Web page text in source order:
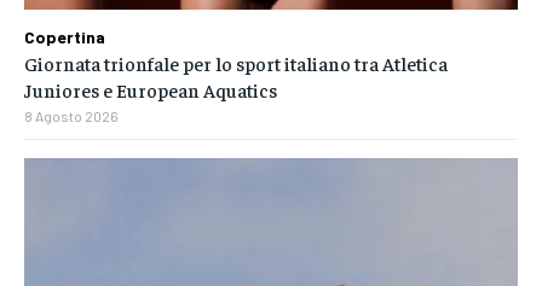
Copertina
Giornata trionfale per lo sport italiano tra Atletica
Juniores e European Aquatics
8 Agosto 2026